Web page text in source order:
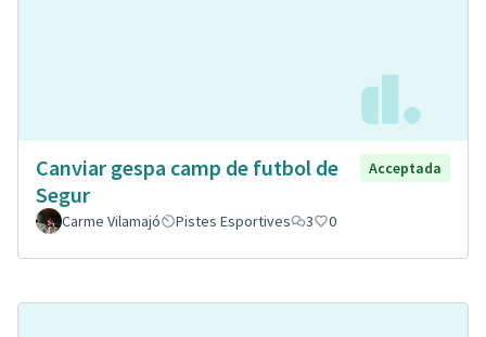
Canviar gespa camp de futbol de
Segur
Acceptada
Carme Vilamajó Pistes Esportives 3 0